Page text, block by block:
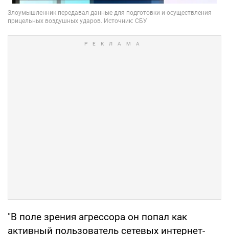
"В поле зрения агрессора он попал как
активный пользователь сетевых интернет-